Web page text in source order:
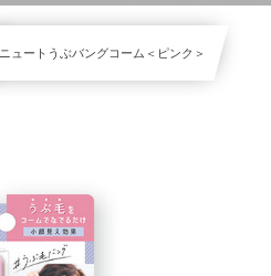
ニュートうぶバングコーム＜ピンク＞